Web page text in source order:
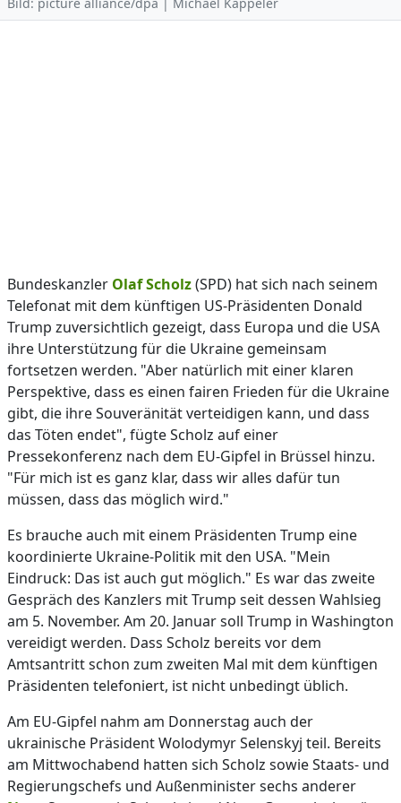
Bundeskanzler Olaf Scholz(SPD) hat sich nach seinem
Telefonat mit dem künftigen US-Präsidenten Donald
Trump zuversichtlich gezeigt, dass Europa und die USA
ihre Unterstützung für die Ukraine gemeinsam
fortsetzen werden. "Aber natürlich mit einer klaren
Perspektive, dass es einen fairen Frieden für die Ukraine
gibt, die ihre Souveränität verteidigen kann, und dass
das Töten endet", fügte Scholz auf einer
Pressekonferenz nach dem EU-Gipfel in Brüssel hinzu.
"Für mich ist es ganz klar, dass wir alles dafür tun
müssen, dass das möglich wird."
Es brauche auch mit einem Präsidenten Trump eine
koordinierte Ukraine-Politik mit den USA. "Mein
Eindruck: Das ist auch gut möglich." Es war das zweite
Gespräch des Kanzlers mit Trump seit dessen Wahlsieg
am 5. November. Am 20. Januar soll Trump in Washington
vereidigt werden. Dass Scholz bereits vor dem
Amtsantritt schon zum zweiten Mal mit dem künftigen
Präsidenten telefoniert, ist nicht unbedingt üblich.
Am EU-Gipfel nahm am Donnerstag auch der
ukrainische Präsident Wolodymyr Selenskyj teil. Bereits
am Mittwochabend hatten sich Scholz sowie Staats- und
Regierungschefs und Außenminister sechs anderer